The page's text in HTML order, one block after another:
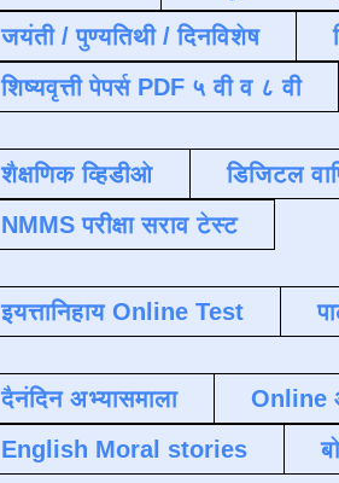
जयंती / पुण्यतिथी / दिनविशेष
शिष्यवृत्ती पेपर्स PDF ५ वी व ८ वी
शैक्षणिक व्हिडीओ डिजिटल
NMMS परीक्षा सराव टेस्ट
इयत्तानिहाय Online Test
दैनंदिन अभ्यासमाला Online
English Moral stories